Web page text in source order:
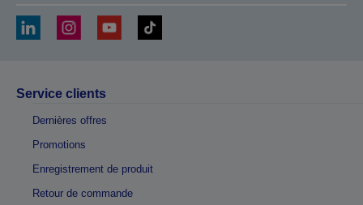
Service clients
Dernières offres
Promotions
Enregistrement de produit
Retour de commande